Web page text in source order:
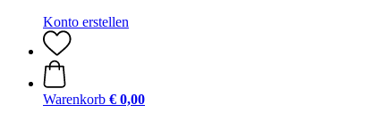
Konto erstellen
Warenkorb € 0,00